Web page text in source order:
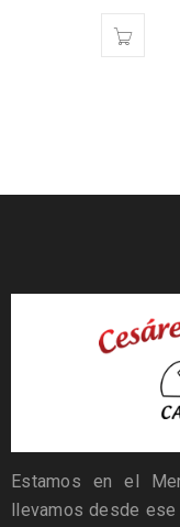
Estamos en el
llevamos desde